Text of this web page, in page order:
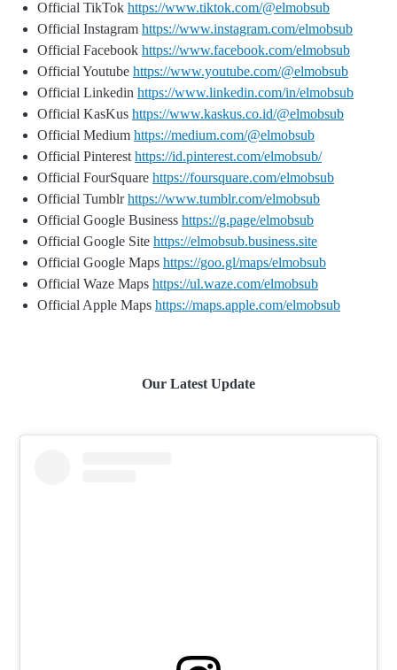
Official TikTok https://www.tiktok.com/@elmobsub
Official Instagram https://www.instagram.com/elmobsub
Official Facebook https://www.facebook.com/elmobsub
Official Youtube https://www.youtube.com/@elmobsub
Official Linkedin https://www.linkedin.com/in/elmobsub
Official KasKus https://www.kaskus.co.id/@elmobsub
Official Medium https://medium.com/@elmobsub
Official Pinterest https://id.pinterest.com/elmobsub/
Official FourSquare https://foursquare.com/elmobsub
Official Tumblrhttps://www.tumblr.com/elmobsub
Official Google Business https://g.page/elmobsub
Official Google Site https://elmobsub.business.site
Official Google Maps https://goo.gl/maps/elmobsub
Official Waze Maps https://ul.waze.com/elmobsub
Official Apple Maps https://maps.apple.com/elmobsub
Our Latest Update